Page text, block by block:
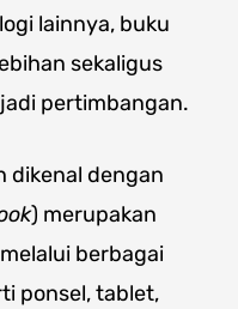
lainnya, buku
sekaligus
pertimbangan.
dikenal dengan
) merupakan
berbagai
ponsel, tablet,